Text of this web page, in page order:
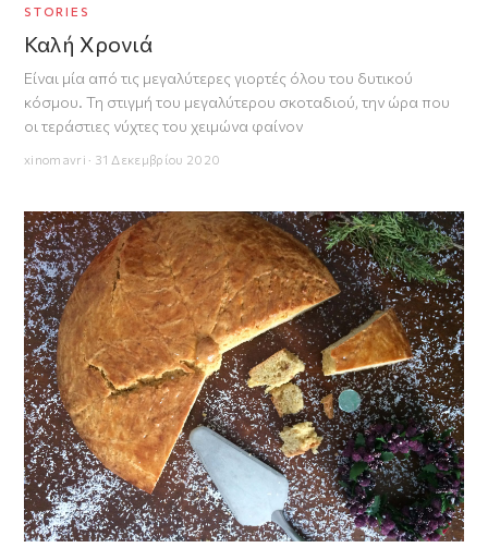
STORIES
Καλή Χρονιά
Είναι μία από τις μεγαλύτερες γιορτές όλου του δυτικού
κόσμου. Τη στιγμή του μεγαλύτερου σκοταδιού, την ώρα που
οι τεράστιες νύχτες του χειμώνα φαίνον
xinomavri · 31 Δεκεμβρίου 2020